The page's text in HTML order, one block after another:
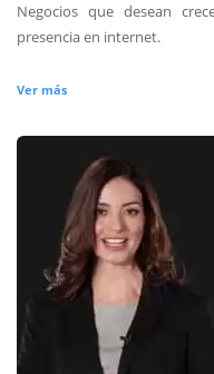
Negocios que desean
presencia en internet.
Ver más